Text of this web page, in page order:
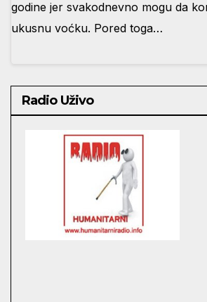
godine jer svakodnevno mogu da
ukusnu voćku. Pored toga…
Radio Uživo